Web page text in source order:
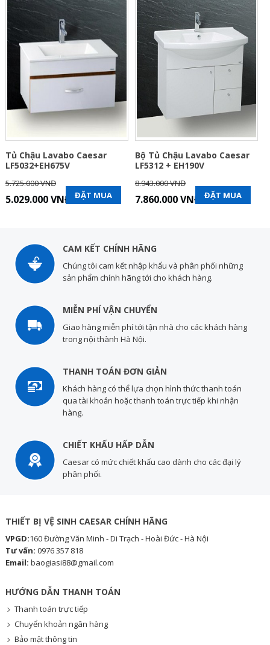
Tủ Chậu Lavabo Caesar
LF5032+EH675V
5.725.000 VNĐ
5.029.000 VNĐ ĐẶT MUA
Bộ Tủ Chậu Lavabo Caesar
LF5312 + EH190V
8.943.000 VNĐ
7.860.000 VNĐ ĐẶT MUA
CAM KẾT CHÍNH HÃNG
Chúng tôi cam kết nhập khẩu và phân phối những
sản phẩm chính hãng tới cho khách hàng.
MIỄN PHÍ VẬN CHUYỂN
Giao hàng miễn phí tới tận nhà cho các khách hàng
trong nội thành Hà Nội.
THANH TOÁN ĐƠN GIẢN
Khách hàng có thể lựa chọn hình thức thanh toán
qua tài khoản hoặc thanh toán trực tiếp khi nhận
hàng.
CHIẾT KHẤU HẤP DẪN
Caesar có mức chiết khấu cao dành cho các đại lý
phân phối.
THIẾT BỊ VỆ SINH CAESAR CHÍNH HÃNG
VPGD:160 Đường Văn Minh - Di Trạch - Hoài Đức - Hà Nội
Tư vấn: 0976 357 818
Email: baogiasi88@gmail.com
HƯỚNG DẪN THANH TOÁN
Thanh toán trực tiếp
Chuyển khoản ngân hàng
Bảo mật thông tin